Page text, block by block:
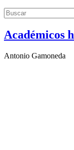
Académicos
Antonio Gamoneda